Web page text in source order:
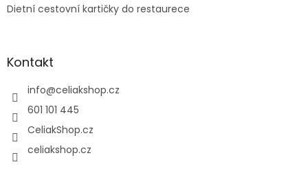
Dietní cestovní kartičky do restaurece
Kontakt
info@celiakshop.cz
601 101 445
CeliakShop.cz
celiakshop.cz